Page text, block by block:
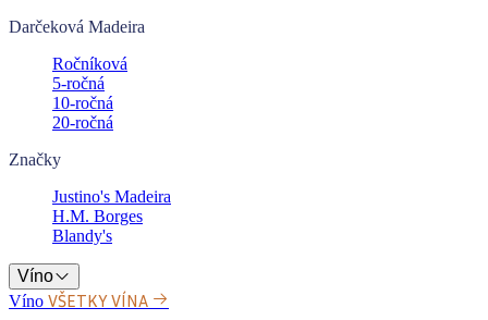
Darčeková Madeira
Ročníková
5-ročná
10-ročná
20-ročná
Značky
Justino's Madeira
H.M. Borges
Blandy's
Víno
Víno VŠETKY VÍNA